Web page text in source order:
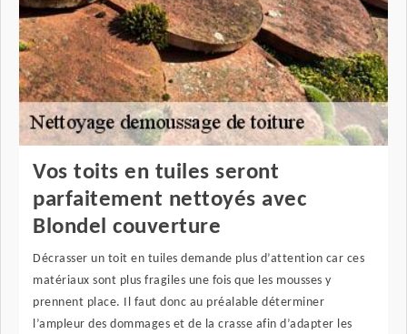
Vos toits en tuiles seront
parfaitement nettoyés avec
Blondel couverture
Décrasser un toit en tuiles demande plus d’attention car ces
matériaux sont plus fragiles une fois que les mousses y
prennent place. Il faut donc au préalable déterminer
l’ampleur des dommages et de la crasse afin d’adapter les